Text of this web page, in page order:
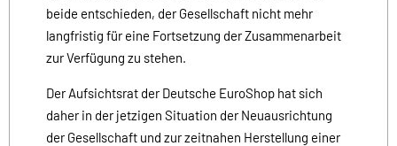
beide entschieden, der Gesellschaft nicht mehr
langfristig für eine Fortsetzung der Zusammenarbeit
zur Verfügung zu stehen.
Der Aufsichtsrat der Deutsche EuroShop hat sich
daher in der jetzigen Situation der Neuausrichtung
der Gesellschaft und zur zeitnahen Herstellung einer